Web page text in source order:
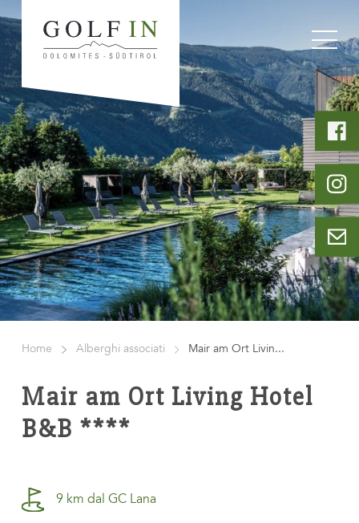
Home Alberghi associati Mair am Ort Livin...
Mair am Ort Living Hotel
B&B ****
9 km dal GC Lana